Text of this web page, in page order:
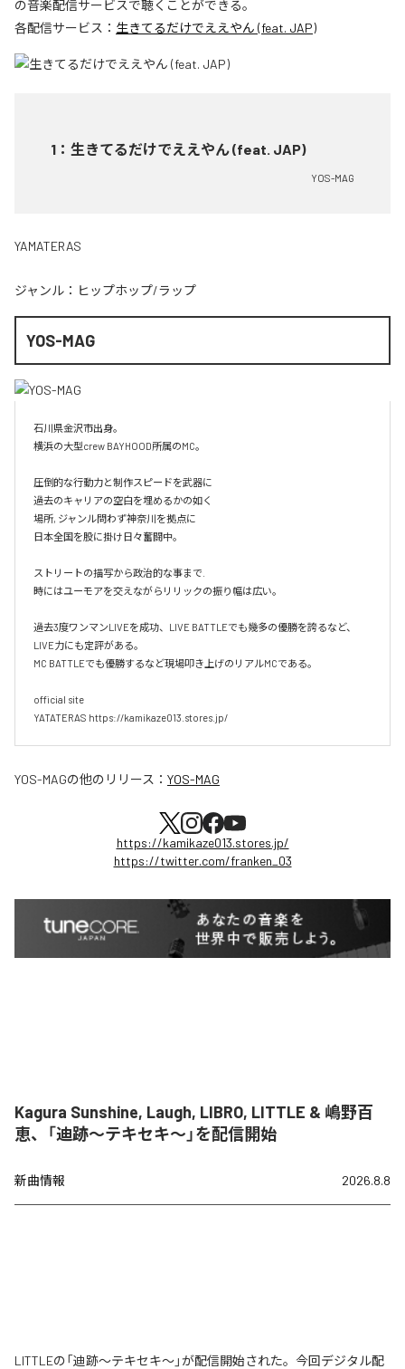
の音楽配信サービスで聴くことができる。
各配信サービス： 生きてるだけでええやん (feat. JAP)
1 ： 生きてるだけでええやん (feat. JAP)
YOS-MAG
YAMATERAS
ジャンル： ヒップホップ/ラップ
YOS-MAG
石川県金沢市出身。
横浜の大型crew BAYHOOD所属のMC。
圧倒的な行動力と制作スピードを武器に
過去のキャリアの空白を埋めるかの如く
場所, ジャンル問わず神奈川を拠点に
日本全国を股に掛け日々奮闘中。
ストリートの描写から政治的な事まで.
時にはユーモアを交えながらリリックの振り幅は広い。
過去3度ワンマンLIVEを成功、LIVE BATTLEでも幾多の優勝を誇るなど、
LIVE力にも定評がある。
MC BATTLEでも優勝するなど現場叩き上げのリアルMCである。
official site
YATATERAS https://kamikaze013.stores.jp/
YOS-MAGの他のリリース： YOS-MAG
https://kamikaze013.stores.jp/
https://twitter.com/franken_03
Kagura Sunshine, Laugh, LIBRO, LITTLE & 嶋野百
恵、「迪跡〜テキセキ〜」を配信開始
新曲情報 2026.8.8
LITTLEの「迪跡〜テキセキ〜」が配信開始された。今回デジタル配